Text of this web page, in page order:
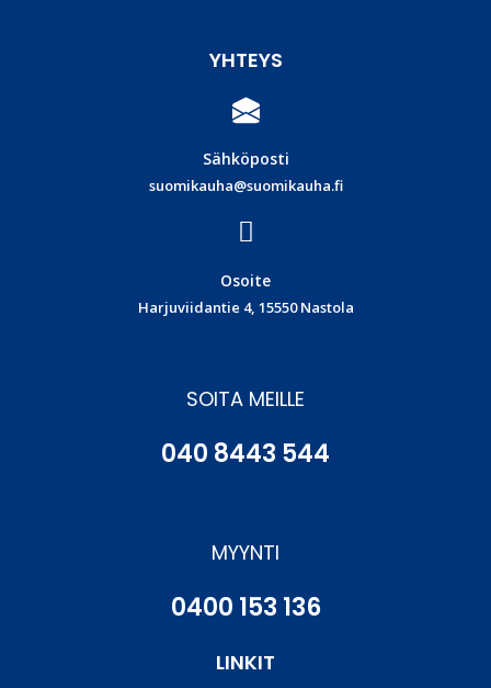
YHTEYS
Sähköposti
suomikauha@suomikauha.fi
Osoite
Harjuviidantie 4, 15550 Nastola
SOITA MEILLE
040 8443 544
MYYNTI
0400 153 136
LINKIT